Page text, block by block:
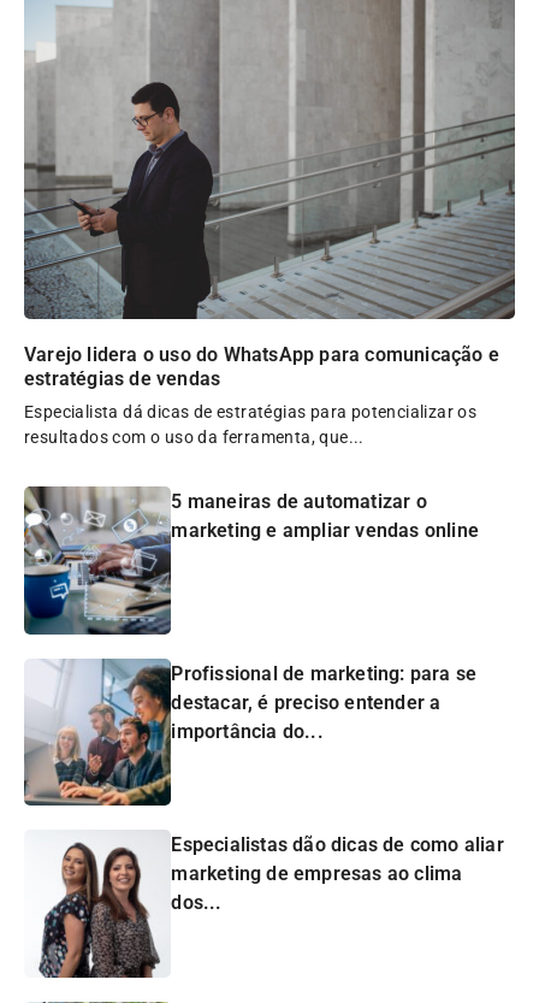
Varejo lidera o uso do WhatsApp para comunicação e
estratégias de vendas
Especialista dá dicas de estratégias para potencializar os
resultados com o uso da ferramenta, que...
5 maneiras de automatizar o
marketing e ampliar vendas online
Profissional de marketing: para se
destacar, é preciso entender a
importância do...
Especialistas dão dicas de como aliar
marketing de empresas ao clima
dos...